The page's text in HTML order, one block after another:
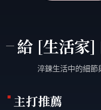
給 [生活家]
淬鍊生活中的細節
主打推薦